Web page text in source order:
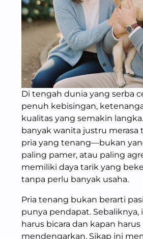
Di tengah dunia yang serba
penuh kebisingan,
kualitas yang semakin
banyak wanita justru merasa
pria yang tenang—bukan
paling pamer, atau paling
memiliki daya tarik yang
tanpa perlu banyak usaha.
Pria tenang bukan berarti
punya pendapat. Sebaliknya,
harus bicara dan kapan harus
mendengarkan. Sikap ini